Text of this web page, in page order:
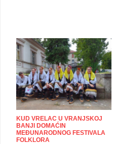
KUD VRELAC U VRANJSKOJ
BANJI DOMAĆIN
MEĐUNARODNOG FESTIVALA
FOLKLORA